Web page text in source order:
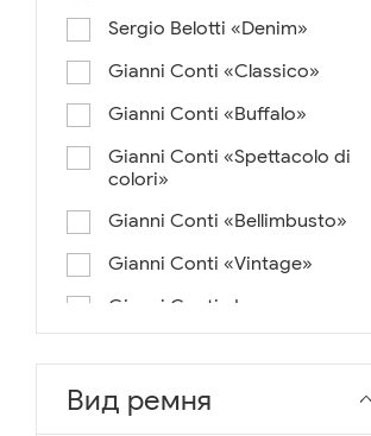
Sergio Belotti «Denim»
Gianni Conti «Classico»
Gianni Conti «Buffalo»
Gianni Conti «Spettacolo di
colori»
Gianni Conti «Bellimbusto»
Gianni Conti «Vintage»
Gianni Conti «Lusso e un
pochino di colore»
Gianni Conti «Antico»
Miguel Bellido «Melbourne»
Вид ремня